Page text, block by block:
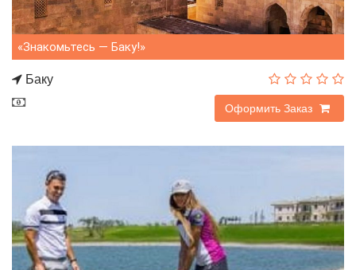
«Знакомьтесь — Баку!»
Баку
Оформить Заказ